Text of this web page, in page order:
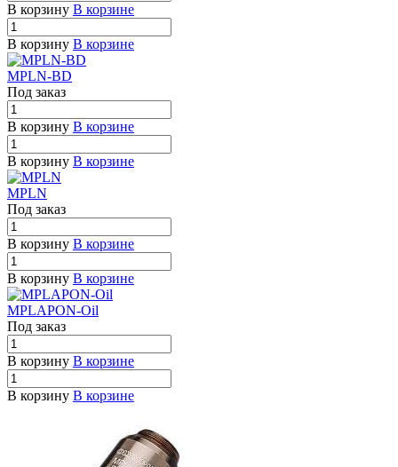
В корзину В корзине
В корзину В корзине
MPLN-BD
Под заказ
В корзину В корзине
В корзину В корзине
MPLN
Под заказ
В корзину В корзине
В корзину В корзине
MPLAPON-Oil
Под заказ
В корзину В корзине
В корзину В корзине